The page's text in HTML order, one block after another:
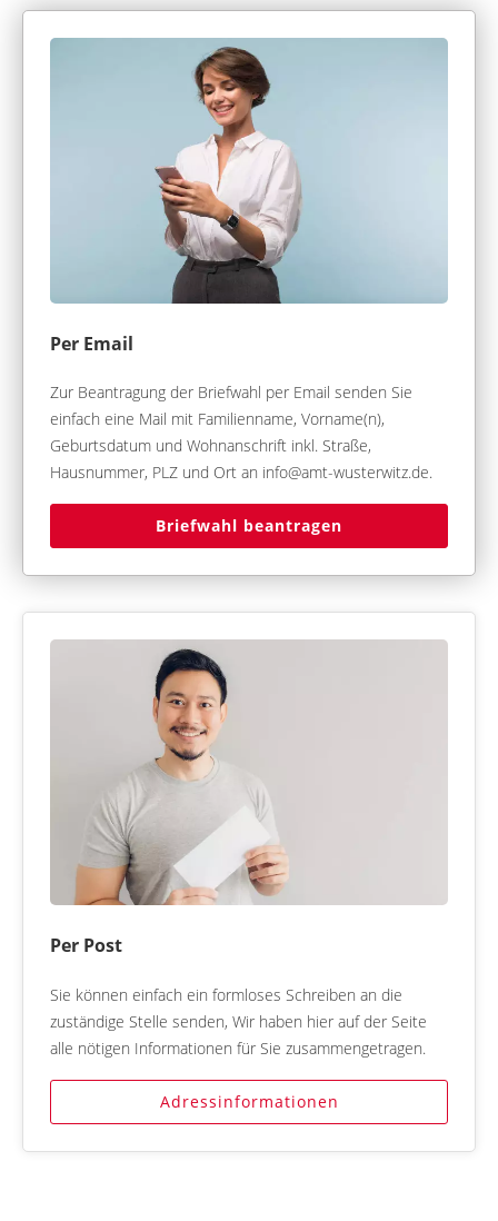
Per Email
Zur Beantragung der Briefwahl per Email senden Sie
einfach eine Mail mit Familienname, Vorname(n),
Geburtsdatum und Wohnanschrift inkl. Straße,
Hausnummer, PLZ und Ort an info@amt-wusterwitz.de.
Briefwahl beantragen
Per Post
Sie können einfach ein formloses Schreiben an die
zuständige Stelle senden, Wir haben hier auf der Seite
alle nötigen Informationen für Sie zusammengetragen.
Adressinformationen